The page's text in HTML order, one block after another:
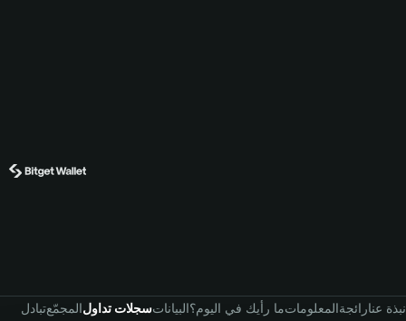
تبادلالمجمّعسجلات تداولالبياناتما رأيك في اليوم؟المعلوماترائجةنبذة عنا